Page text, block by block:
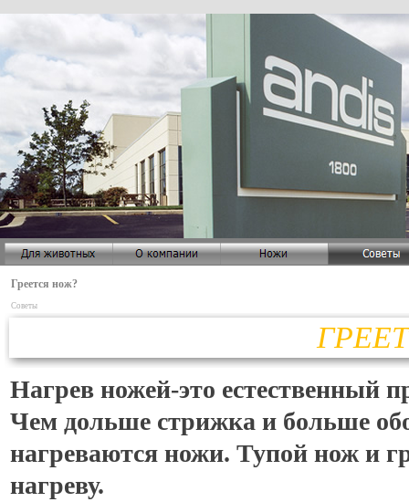
Греется нож?
Советы
Нагрев ножей-это естественный
Чем дольше стрижка и больше
нагреваются ножи. Тупой нож и
нагреву.